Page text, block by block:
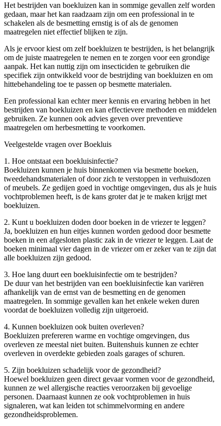
Het bestrijden van boekluizen kan in sommige gevallen zelf worden
gedaan, maar het kan raadzaam zijn om een professional in te
schakelen als de besmetting ernstig is of als de genomen
maatregelen niet effectief blijken te zijn.
Als je ervoor kiest om zelf boekluizen te bestrijden, is het belangrijk
om de juiste maatregelen te nemen en te zorgen voor een grondige
aanpak. Het kan nuttig zijn om insecticiden te gebruiken die
specifiek zijn ontwikkeld voor de bestrijding van boekluizen en om
hittebehandeling toe te passen op besmette materialen.
Een professional kan echter meer kennis en ervaring hebben in het
bestrijden van boekluizen en kan effectievere methoden en middelen
gebruiken. Ze kunnen ook advies geven over preventieve
maatregelen om herbesmetting te voorkomen.
Veelgestelde vragen over Boekluis
1. Hoe ontstaat een boekluisinfectie?
Boekluizen kunnen je huis binnenkomen via besmette boeken,
tweedehandsmaterialen of door zich te verstoppen in verhuisdozen
of meubels. Ze gedijen goed in vochtige omgevingen, dus als je huis
vochtproblemen heeft, is de kans groter dat je te maken krijgt met
boekluizen.
2. Kunt u boekluizen doden door boeken in de vriezer te leggen?
Ja, boekluizen en hun eitjes kunnen worden gedood door besmette
boeken in een afgesloten plastic zak in de vriezer te leggen. Laat de
boeken minimaal vier dagen in de vriezer om er zeker van te zijn dat
alle boekluizen zijn gedood.
3. Hoe lang duurt een boekluisinfectie om te bestrijden?
De duur van het bestrijden van een boekluisinfectie kan variëren
afhankelijk van de ernst van de besmetting en de genomen
maatregelen. In sommige gevallen kan het enkele weken duren
voordat de boekluizen volledig zijn uitgeroeid.
4. Kunnen boekluizen ook buiten overleven?
Boekluizen prefereren warme en vochtige omgevingen, dus
overleven ze meestal niet buiten. Buitenshuis kunnen ze echter
overleven in overdekte gebieden zoals garages of schuren.
5. Zijn boekluizen schadelijk voor de gezondheid?
Hoewel boekluizen geen direct gevaar vormen voor de gezondheid,
kunnen ze wel allergische reacties veroorzaken bij gevoelige
personen. Daarnaast kunnen ze ook vochtproblemen in huis
signaleren, wat kan leiden tot schimmelvorming en andere
gezondheidsproblemen.